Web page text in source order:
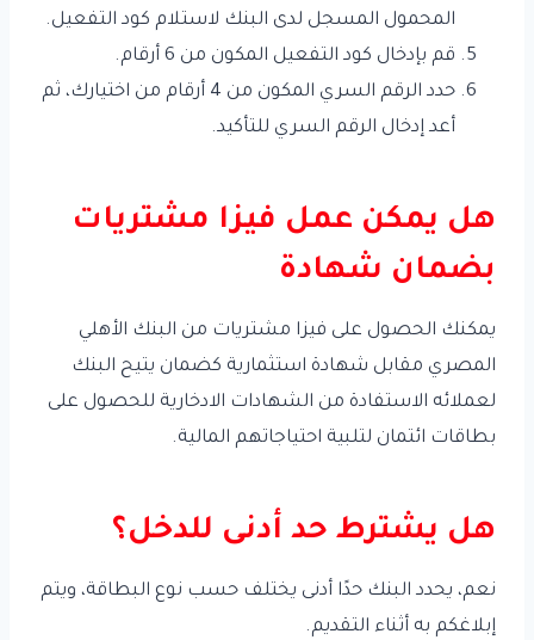
المحمول المسجل لدى البنك لاستلام كود التفعيل.
قم بإدخال كود التفعيل المكون من 6 أرقام.
حدد الرقم السري المكون من 4 أرقام من اختيارك، ثم
أعد إدخال الرقم السري للتأكيد.
هل يمكن عمل فيزا مشتريات
بضمان شهادة
يمكنك الحصول على فيزا مشتريات من البنك الأهلي
المصري مقابل شهادة استثمارية كضمان يتيح البنك
لعملائه الاستفادة من الشهادات الادخارية للحصول على
بطاقات ائتمان لتلبية احتياجاتهم المالية.
هل يشترط حد أدنى للدخل؟
نعم، يحدد البنك حدًا أدنى يختلف حسب نوع البطاقة، ويتم
إبلاغكم به أثناء التقديم.